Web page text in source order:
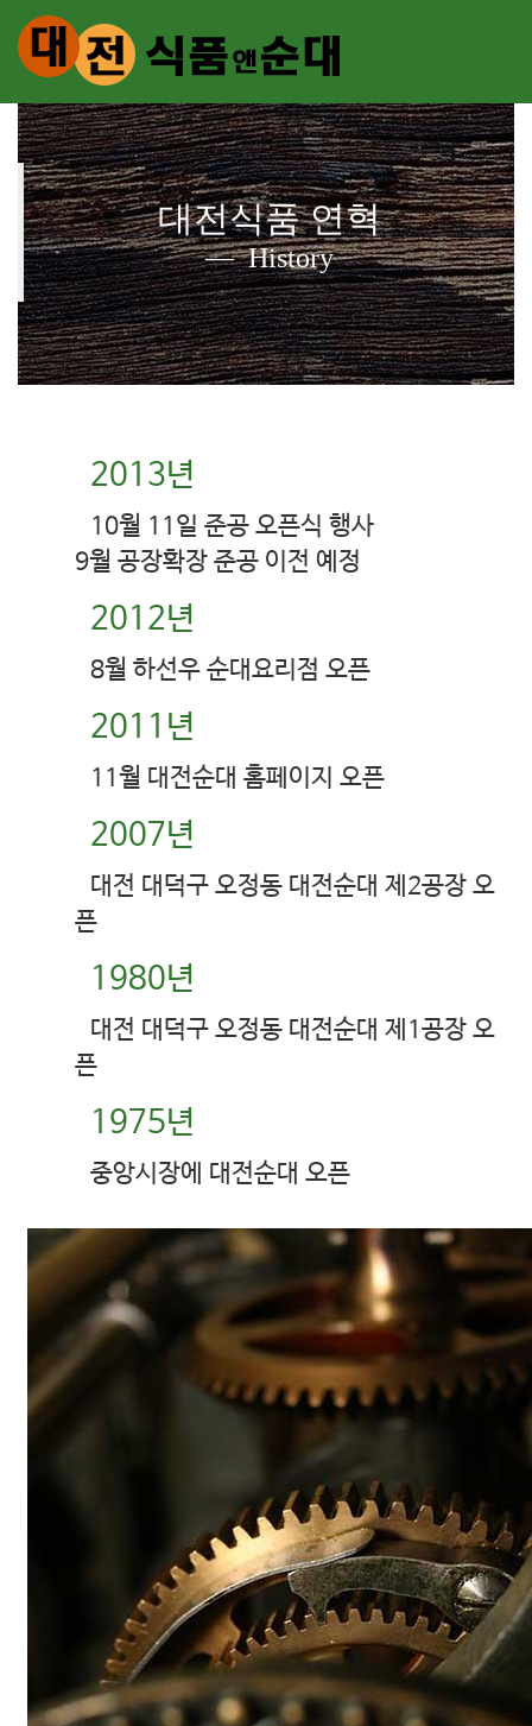
대전식품 연혁
History
2013년
10월 11일 준공 오픈식 행사
9월 공장확장 준공 이전 예정
2012년
8월 하선우 순대요리점 오픈
2011년
11월 대전순대 홈페이지 오픈
2007년
대전 대덕구 오정동 대전순대 제2공장 오
픈
1980년
대전 대덕구 오정동 대전순대 제1공장 오
픈
1975년
중앙시장에 대전순대 오픈